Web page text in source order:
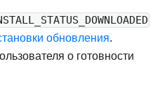
обновления.
о готовности